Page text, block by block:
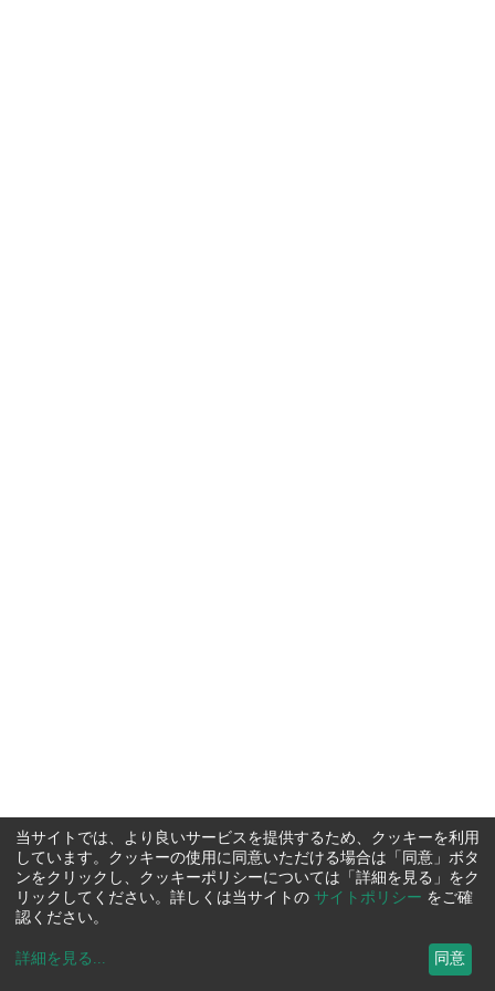
当サイトでは、より良いサービスを提供するため、クッキーを利用
しています。クッキーの使用に同意いただける場合は「同意」ボタ
ンをクリックし、クッキーポリシーについては「詳細を見る」をク
リックしてください。詳しくは当サイトの サイトポリシー をご確
認ください。
詳細を見る ... 同意